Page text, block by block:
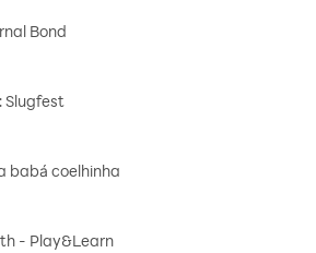
Bond
Slugfest
babá coelhinha
- Play&Learn